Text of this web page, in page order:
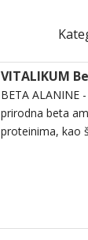
VITALIKUM
BETA ALANINE
prirodna beta
proteinima, kao